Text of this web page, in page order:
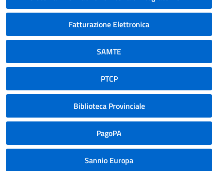
Fatturazione Elettronica
SAMTE
PTCP
Biblioteca Provinciale
PagoPA
Sannio Europa